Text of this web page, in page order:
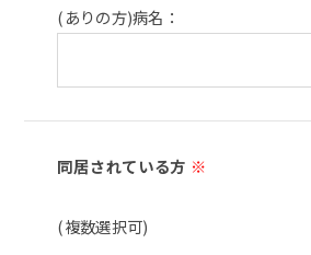
(ありの方)病名：
同居されている方 ※
(複数選択可)